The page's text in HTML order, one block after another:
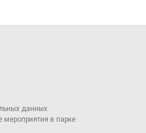
данных
мероприятия в парке